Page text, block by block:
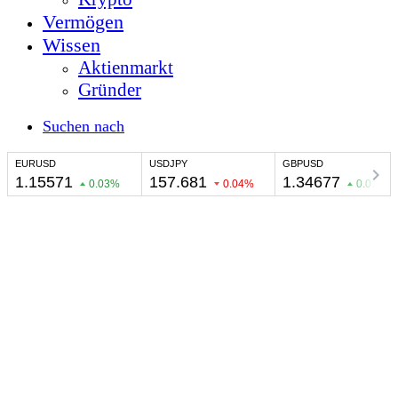
Vermögen
Wissen
Aktienmarkt
Gründer
Suchen nach